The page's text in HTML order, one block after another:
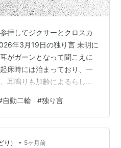
拝してジクサーとクロスカ
年3月19日の独り言 未明に
がガーンとなって聞こえに
床時には治まっており、一
耳鳴りも加齢によるらしい
誇大妄想で唯我独尊で
イが世界をめちゃくちゃに
というか研修）があるのを
15分帰宅が遅れた。すっか
自動二輪 #独り言
） • 5ヶ月前